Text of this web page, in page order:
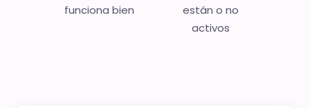
funciona bien
están o no
activos